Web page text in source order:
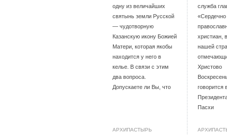
одну из величайших
святынь земли Русской
— чудотворную
Казанскую икону Божией
Матери, которая якобы
находится у него в
келье. В связи с этим
два вопроса.
Допускаете ли Вы, что
служба
христиан,
нашей
Христово
говорится
Пасхи
АРХИПАСТЫРЬ